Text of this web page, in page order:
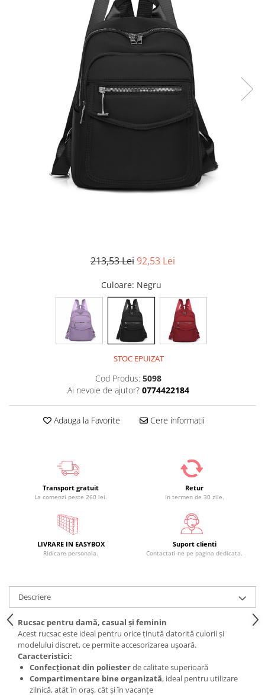
213,53 Lei 92,53 Lei
Culoare: Negru
STOC EPUIZAT
Cod Produs: 5098
Ai nevoie de ajutor? 0774422184
Adauga la Favorite Cere informatii
Transport gratuit
La comenzi peste 260 lei.
Retur
In termen de 30 zile.
LIVRARE IN EASYBOX
Ridicare personala.
Suport clienti
Contactati-ne pe pagina dedicata.
Descriere
Rucsac pentru damă, casual și feminin
Acest rucsac este ideal pentru orice ținută datorită culorii și
modelului discret, ce permite accesorizarea ușoară.
Caracteristici:
Confecționat din poliesterde calitate superioară
Compartimentare bine organizată, ideal pentru utilizare
zilnică, atât în oraș, cât și în vacanțe